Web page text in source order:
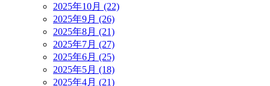
2025年10月 (22)
2025年9月 (26)
2025年8月 (21)
2025年7月 (27)
2025年6月 (25)
2025年5月 (18)
2025年4月 (21)